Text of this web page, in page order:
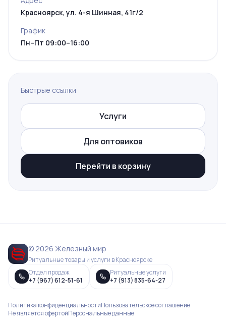
Красноярск, ул. 4-я Шинная, 41г/2
График
Пн–Пт 09:00–16:00
Быстрые ссылки
Услуги
Для оптовиков
Перейти в корзину
© 2026 Железный мир
Ритуальные товары и услуги в Красноярске
Отдел продаж
+7 (967) 612-51-61
Ритуальные услуги
+7 (913) 835-64-27
Политика конфиденциальностиПользовательское соглашение
Не является офертойПерсональные данные